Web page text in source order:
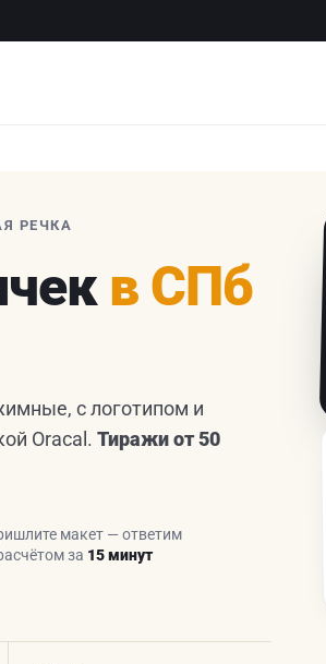
РЕЧКА
в СПб
с логотипом и
Oracal. Тиражи от 50
макет — ответим
за 15 минут